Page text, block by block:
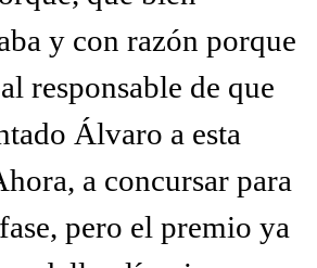
y con razón porque
responsable de que
Álvaro a esta
a concursar para
pero el premio ya